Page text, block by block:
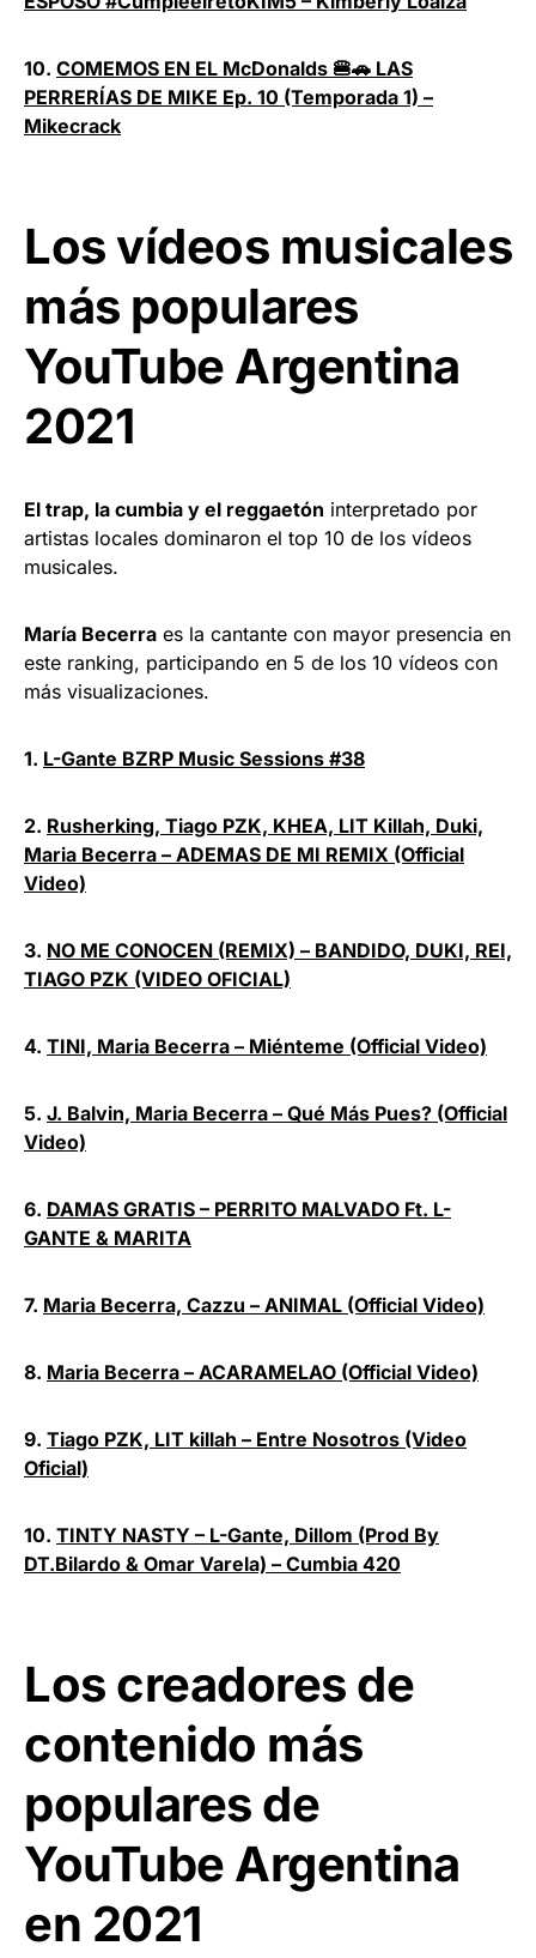
10. COMEMOS EN EL McDonalds 🍔🚗 LAS
PERRERÍAS DE MIKE Ep. 10 (Temporada 1) –
Mikecrack
Los vídeos musicales
más populares
YouTube Argentina
2021
El trap, la cumbia y el reggaetón interpretado por
artistas locales dominaron el top 10 de los vídeos
musicales.
María Becerra es la cantante con mayor presencia en
este ranking, participando en 5 de los 10 vídeos con
más visualizaciones.
1. L-Gante BZRP Music Sessions #38
2. Rusherking, Tiago PZK, KHEA, LIT Killah, Duki,
Maria Becerra – ADEMAS DE MI REMIX (Official
Video)
3. NO ME CONOCEN (REMIX) – BANDIDO, DUKI, REI,
TIAGO PZK (VIDEO OFICIAL)
4. TINI, Maria Becerra – Miénteme (Official Video)
5. J. Balvin, Maria Becerra – Qué Más Pues? (Official
Video)
6. DAMAS GRATIS – PERRITO MALVADO Ft. L-
GANTE & MARITA
7. Maria Becerra, Cazzu – ANIMAL (Official Video)
8. Maria Becerra – ACARAMELAO (Official Video)
9. Tiago PZK, LIT killah – Entre Nosotros (Video
Oficial)
10. TINTY NASTY – L-Gante, Dillom (Prod By
DT.Bilardo & Omar Varela) – Cumbia 420
Los creadores de
contenido más
populares de
YouTube Argentina
en 2021